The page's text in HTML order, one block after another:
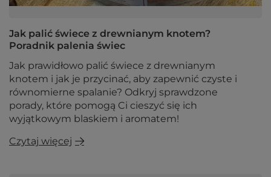
Jak palić świece z drewnianym knotem?
Poradnik palenia świec
Jak prawidłowo palić świece z drewnianym
knotem i jak je przycinać, aby zapewnić czyste i
równomierne spalanie? Odkryj sprawdzone
porady, które pomogą Ci cieszyć się ich
wyjątkowym blaskiem i aromatem!
Czytaj więcej